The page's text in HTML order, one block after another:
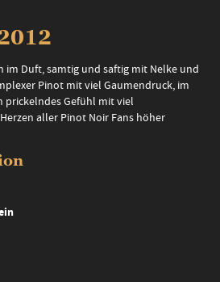
Duft, samtig und saftig mit Nelke und
Pinot mit viel Gaumendruck, im
prickelndes Gefühl mit viel
aller Pinot Noir Fans höher